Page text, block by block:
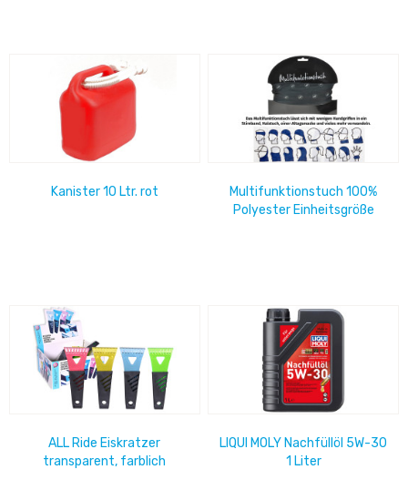
Kanister 10 Ltr. rot
Multifunktionstuch 100%
Polyester Einheitsgröße
ALL Ride Eiskratzer
transparent, farblich
LIQUI MOLY Nachfüllöl 5W-30
1 Liter